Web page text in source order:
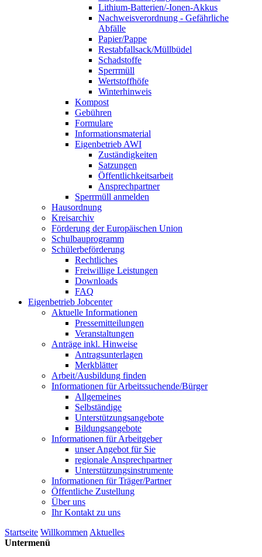
Lithium-Batterien/-Ionen-Akkus
Nachweisverordnung - Gefährliche
Abfälle
Papier/Pappe
Restabfallsack/Müllbüdel
Schadstoffe
Sperrmüll
Wertstoffhöfe
Winterhinweis
Kompost
Gebühren
Formulare
Informationsmaterial
Eigenbetrieb AWI
Zuständigkeiten
Satzungen
Öffentlichkeitsarbeit
Ansprechpartner
Sperrmüll anmelden
Hausordnung
Kreisarchiv
Förderung der Europäischen Union
Schulbauprogramm
Schülerbeförderung
Rechtliches
Freiwillige Leistungen
Downloads
FAQ
Eigenbetrieb Jobcenter
Aktuelle Informationen
Pressemitteilungen
Veranstaltungen
Anträge inkl. Hinweise
Antragsunterlagen
Merkblätter
Arbeit/Ausbildung finden
Informationen für Arbeitssuchende/Bürger
Allgemeines
Selbständige
Unterstützungs­angebote
Bildungsangebote
Informationen für Arbeitgeber
unser Angebot für Sie
regionale Ansprechpartner
Unterstützungs­instrumente
Informationen für Träger/Partner
Öffentliche Zustellung
Über uns
Ihr Kontakt zu uns
Startseite Willkommen Aktuelles
Untermenü